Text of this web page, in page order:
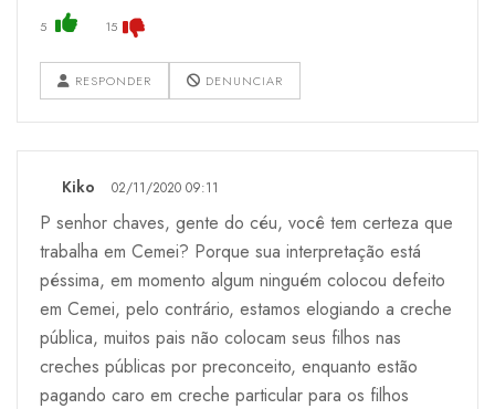
5 15
RESPONDER DENUNCIAR
Kiko 02/11/2020 09:11
P senhor chaves, gente do céu, você tem certeza que
trabalha em Cemei? Porque sua interpretação está
péssima, em momento algum ninguém colocou defeito
em Cemei, pelo contrário, estamos elogiando a creche
pública, muitos pais não colocam seus filhos nas
creches públicas por preconceito, enquanto estão
pagando caro em creche particular para os filhos